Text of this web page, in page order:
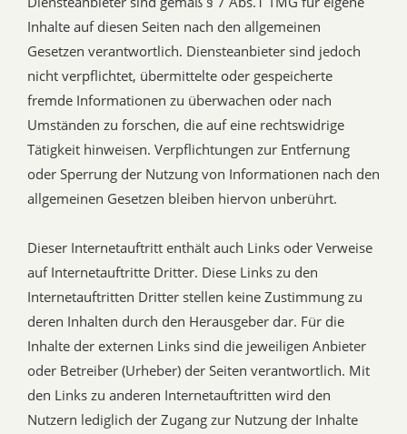
Inhalte auf diesen Seiten nach den allgemeinen
Gesetzen verantwortlich. Diensteanbieter sind jedoch
nicht verpflichtet, übermittelte oder gespeicherte
fremde Informationen zu überwachen oder nach
Umständen zu forschen, die auf eine rechtswidrige
Tätigkeit hinweisen. Verpflichtungen zur Entfernung
oder Sperrung der Nutzung von Informationen nach den
allgemeinen Gesetzen bleiben hiervon unberührt.
Dieser Internetauftritt enthält auch Links oder Verweise
auf Internetauftritte Dritter. Diese Links zu den
Internetauftritten Dritter stellen keine Zustimmung zu
deren Inhalten durch den Herausgeber dar. Für die
Inhalte der externen Links sind die jeweiligen Anbieter
oder Betreiber (Urheber) der Seiten verantwortlich. Mit
den Links zu anderen Internetauftritten wird den
Nutzern lediglich der Zugang zur Nutzung der Inhalte